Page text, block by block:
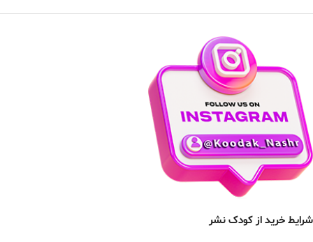
شرایط خرید از کودک نشر